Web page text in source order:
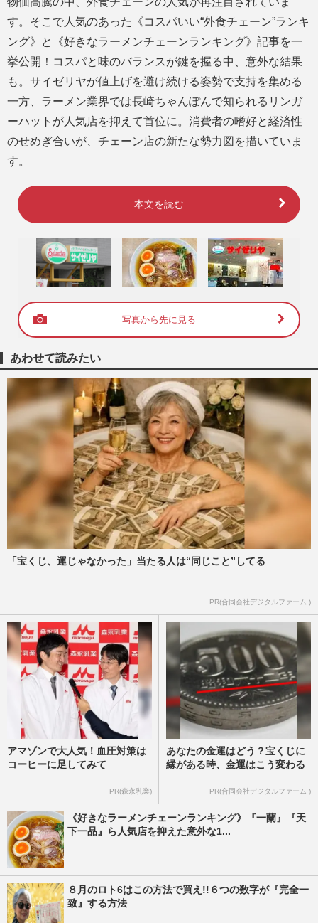
す。そこで人気のあった《コスパいい“外食チェーン”ランキ
ング》と《好きなラーメンチェーンランキング》記事を一
挙公開！コスパと味のバランスが鍵を握る中、意外な結果
も。サイゼリヤが値上げを避け続ける姿勢で支持を集める
一方、ラーメン業界では長崎ちゃんぽんで知られるリンガ
ーハットが人気店を抑えて首位に。消費者の嗜好と経済性
のせめぎ合いが、チェーン店の新たな勢力図を描いていま
す。
本文を読む
写真から先に見る
あわせて読みたい
「宝くじ、運じゃなかった」当たる人は“同じこと”してる
PR(合同会社デジタルファーム )
アマゾンで大人気！血圧対策は
コーヒーに足してみて
PR(森永乳業)
あなたの金運はどう？宝くじに
縁がある時、金運はこう変わる
PR(合同会社デジタルファーム )
《好きなラーメンチェーンランキング》『一蘭』『天
下一品』ら人気店を抑えた意外な1...
８月のロト6はこの方法で買え!!６つの数字が『完全一
致』する方法